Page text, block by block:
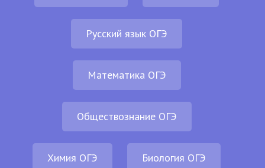
Русский язык ОГЭ
Математика ОГЭ
Обществознание ОГЭ
Химия ОГЭ Биология ОГЭ